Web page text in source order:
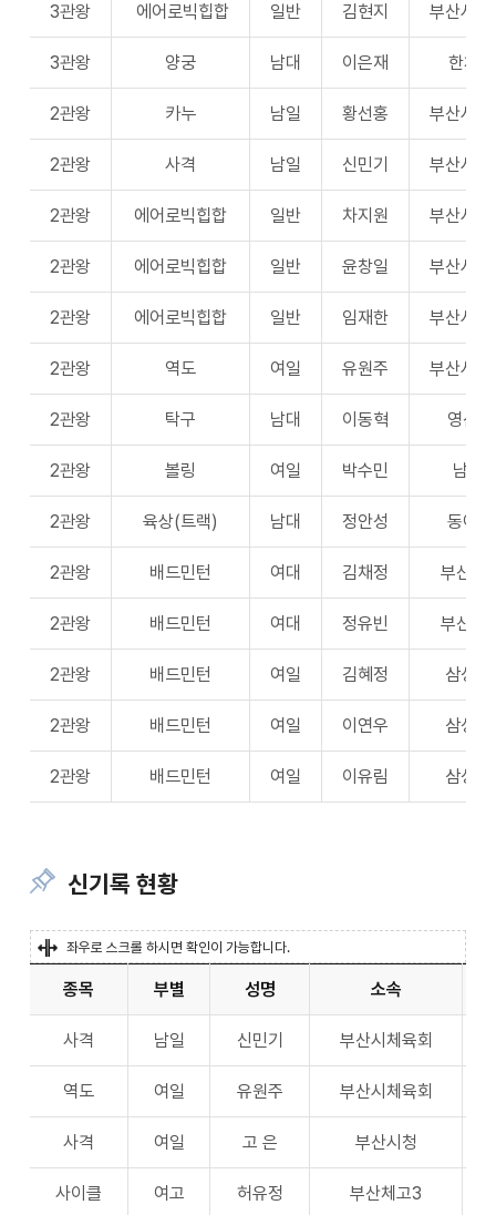
3관왕 에어로빅힙합 일반 김현지 부산시체
3관왕 양궁 남대 이은재 한체
2관왕 카누 남일 황선홍 부산시체
2관왕 사격 남일 신민기 부산시체
2관왕 에어로빅힙합 일반 차지원 부산시체
2관왕 에어로빅힙합 일반 윤창일 부산시체
2관왕 에어로빅힙합 일반 임재한 부산시체
2관왕 역도 여일 유원주 부산시체
2관왕 탁구 남대 이동혁 영산
2관왕 볼링 여일 박수민 남구
2관왕 육상(트랙) 남대 정안성 동아
2관왕 배드민턴 여대 김채정 부산외
2관왕 배드민턴 여대 정유빈 부산외
2관왕 배드민턴 여일 김혜정 삼성생
2관왕 배드민턴 여일 이연우 삼성생
2관왕 배드민턴 여일 이유림 삼성생
신기록 현황
좌우로 스크롤 하시면 확인이 가능합니다.
종목 부별 성명 소속
사격 남일 신민기 부산시체육회
역도 여일 유원주 부산시체육회
사격 여일 고 은 부산시청
사이클 여고 허유정 부산체고3